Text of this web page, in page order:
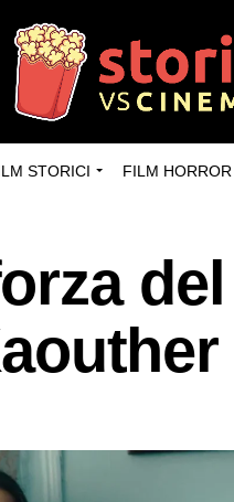
STORICI FILM HORROR
del